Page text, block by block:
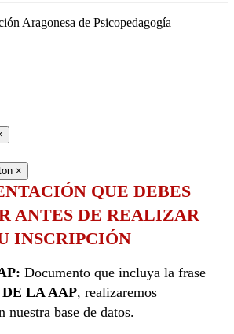
Aragonesa de Psicopedagogía
×
QUE DEBES
ANTES DE REALIZAR
INSCRIPCIÓN
Documento que incluya la frase
DE LA AAP, realizaremos
nuestra base de datos.